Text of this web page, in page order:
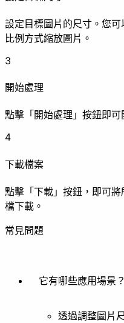
壓縮
動畫
美化
其他
設定目標圖片的尺寸。您
比例方式縮放圖片。
3
開始處理
點擊「開始處理」按鈕即可
4
下載檔案
點擊「下載」按鈕，即可
檔下載。
常見問題
它有哪些應用場景？
透過調整圖片